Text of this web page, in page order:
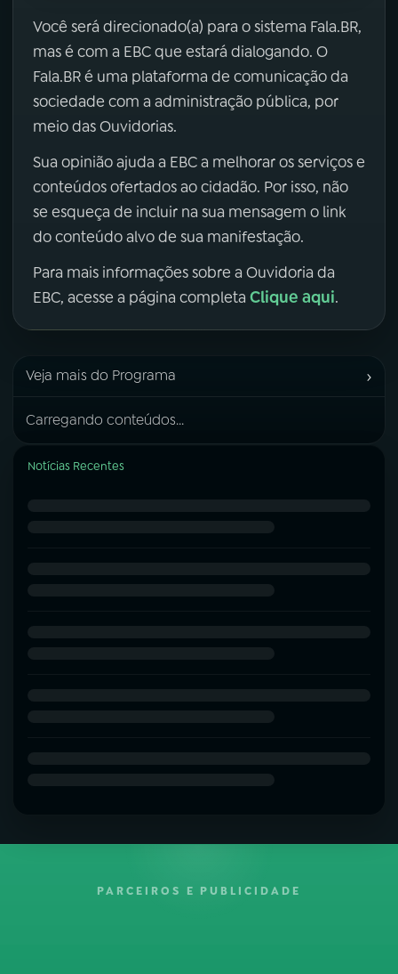
Você será direcionado(a) para o sistema Fala.BR,
mas é com a EBC que estará dialogando. O
Fala.BR é uma plataforma de comunicação da
sociedade com a administração pública, por
meio das Ouvidorias.
Sua opinião ajuda a EBC a melhorar os serviços e
conteúdos ofertados ao cidadão. Por isso, não
se esqueça de incluir na sua mensagem o link
do conteúdo alvo de sua manifestação.
Para mais informações sobre a Ouvidoria da
EBC, acesse a página completa Clique aqui.
Veja mais do Programa ›
Carregando conteúdos...
Notícias Recentes
PARCEIROS E PUBLICIDADE